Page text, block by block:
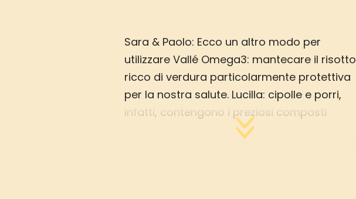
Sara & Paolo: Ecco un altro modo per
utilizzare Vallé Omega3: mantecare il risotto
ricco di verdura particolarmente protettiva
per la nostra salute. Lucilla: cipolle e porri,
infatti, contengono i preziosi composti
solforati attivi nel prevenire numerose